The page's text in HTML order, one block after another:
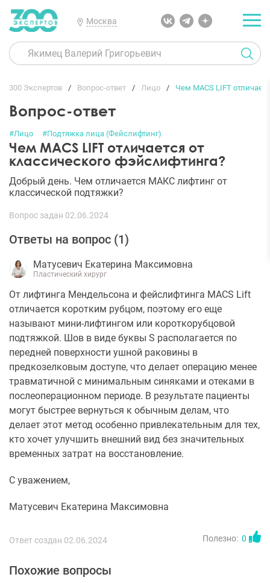
Москва
300 Экспертов Вопрос-ответ Лицо Чем MACS LIFT
Вопрос-ответ
#Лицо #Подтяжка лица (Фейслифтинг)
Чем MACS LIFT отличается от
классического фэйслифтинга?
Добрый день. Чем отличается МАКС лифтинг от
классической подтяжки?
Вопрос задан 02.06.2024
Ответы на вопрос (1)
Матусевич Екатерина Максимовна
Пластический хирург
От лифтинга Мендельсона и фейслифтинга MACS Lift
отличается коротким рубцом, поэтому его еще
называют мини-лифтингом или короткорубцовой
подтяжкой. Шов в виде буквы S располагается по
передней поверхности ушной раковины в
предкозелковым доступе, что делает операцию менее
травматичной с минимальным синяками и отеками в
послеоперационном периоде. В результате пациенты
могут быстрее вернуться к обычным делам, что
делает этот метод особенно привлекательным для тех,
кто хочет улучшить внешний вид без значительных
временных затрат на восстановление.
С уважением,
Матусевич Екатерина Максимовна
Ответ создан 02.06.2024 Полезно: 0
Похожие вопросы